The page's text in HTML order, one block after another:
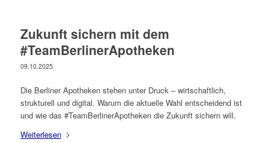
Zukunft sichern mit dem
#TeamBerlinerApotheken
09.10.2025
Die Berliner Apotheken stehen unter Druck – wirtschaftlich,
strukturell und digital. Warum die aktuelle Wahl entscheidend ist
und wie das #TeamBerlinerApotheken die Zukunft sichern will.
Weiterlesen